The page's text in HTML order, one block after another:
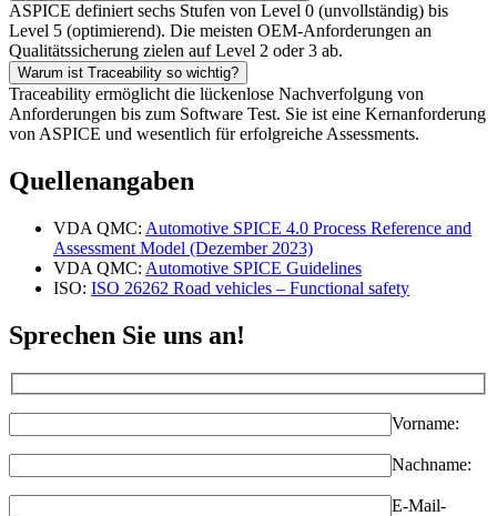
ASPICE definiert sechs Stufen von Level 0 (unvollständig) bis
Level 5 (optimierend). Die meisten OEM-Anforderungen an
Qualitätssicherung zielen auf Level 2 oder 3 ab.
Warum ist Traceability so wichtig?
Traceability ermöglicht die lückenlose Nachverfolgung von
Anforderungen bis zum Software Test. Sie ist eine Kernanforderung
von ASPICE und wesentlich für erfolgreiche Assessments.
Quellenangaben
VDA QMC: Automotive SPICE 4.0 Process Reference and
Assessment Model (Dezember 2023)
VDA QMC: Automotive SPICE Guidelines
ISO: ISO 26262 Road vehicles – Functional safety
Sprechen Sie uns an!
Vorname:
Nachname:
E-Mail-